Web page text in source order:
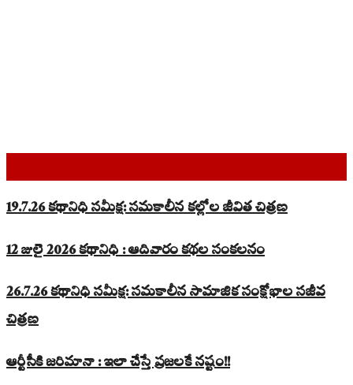
19.7.26 కథానిధి సమీక్ష: సమకాలీన కల్లోల జీవిత చిత్రణ
12 జులై 2026 కథానిధి : ఆదివారం కథల సంకలనం
26.7.26 కథానిధి సమీక్ష: సమకాలీన సామాజిక సంక్షోభాల సజీవ
చిత్రణ
ఆర్టీసీకి జరిమానా : ఇలా చేస్తే ప్రజలకే నష్టం!!